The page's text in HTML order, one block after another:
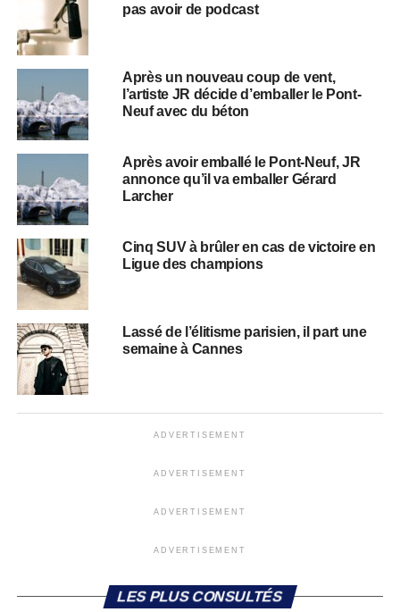
pas avoir de podcast
Après un nouveau coup de vent,
l’artiste JR décide d’emballer le Pont-
Neuf avec du béton
Après avoir emballé le Pont-Neuf, JR
annonce qu’il va emballer Gérard
Larcher
Cinq SUV à brûler en cas de victoire en
Ligue des champions
Lassé de l’élitisme parisien, il part une
semaine à Cannes
ADVERTISEMENT
ADVERTISEMENT
ADVERTISEMENT
ADVERTISEMENT
LES PLUS CONSULTÉS